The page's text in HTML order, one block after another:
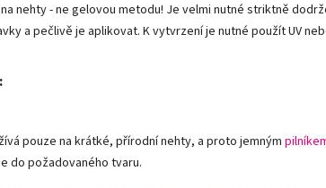
nehty - ne gelovou metodu! Je velmi nutné striktně
a pečlivě je aplikovat. K vytvrzení je nutné použít UV
pouze na krátké, přírodní nehty, a proto jemným
do požadovaného tvaru.